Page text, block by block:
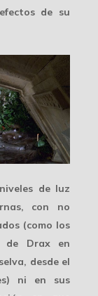
de su
niveles de luz
con no
(como los
de Drax en
desde el
ni en sus